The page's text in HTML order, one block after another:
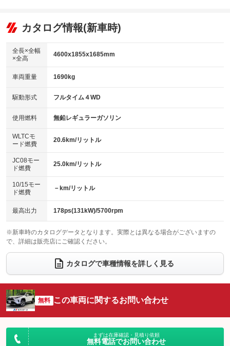
リフトアップ
：装備なし
：装備なし
パワーウィンドウ
アイドリングストップ
：装備なし
USB入力端子
：装備なし
100V電源
：装備あり
センターデフロック
：装備なし
電動格納ミラー
：装備あり
ビジュアル：-／DVD再生
：装備あり
：装備あり
革シート
キーレス
HID(キセノンライト)
：装備なし
バックカメラ
：装備あり
エアロ
：装備なし
：装備なし
パワーシート
ベンチシート
：装備あり
チップアップシート
：装備なし
：装備なし ：装備あり
ウォークスルー
：装備なし
電動リアゲート フロントカメラ
：装備なし
：装備なし ：装備なし
サイドカメラ
：装備なし ルーフレール
：装備なし
：装備なし
：装備なし
カタログ情報(新車時)
全長×全幅
×全高
4600x1855x1685mm
車両重量 1690kg
駆動形式 フルタイム４WD
使用燃料 無鉛レギュラーガソリン
WLTCモ
ード燃費
20.6km/リットル
JC08モー
ド燃費
25.0km/リットル
10/15モー
ド燃費
－km/リットル
最高出力 178ps(131kW)/5700rpm
※新車時のカタログデータとなります。実際とは異なる場合がございますの
で、詳細は販売店にご確認ください。
カタログで車種情報を詳しく見る
無料 この車両に関するお問い合わせ
まずは在庫確認・見積り依頼
無料電話でお問い合わせ